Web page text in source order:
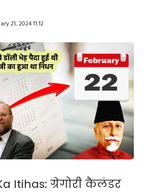
21, 2024 11:12
Itihas: ग्रेगोरी कैलंडर